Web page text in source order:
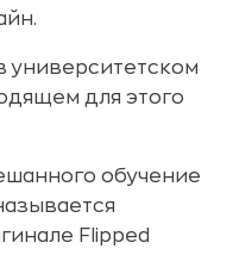
университетском
для этого
обучение
Flipped